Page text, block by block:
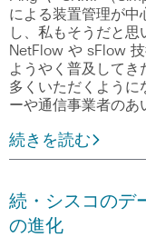
による装置管理が中
し、私もそうだと思
NetFlow や sFlow
ようやく普及してき
多くいただくように
ーや通信事業者の
続きを読む
続・シスコのデ
の進化